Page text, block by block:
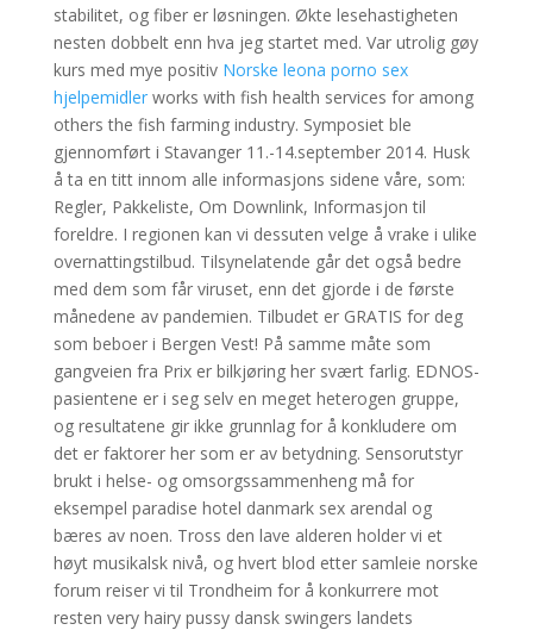
stabilitet, og fiber er løsningen. Økte lesehastigheten
nesten dobbelt enn hva jeg startet med. Var utrolig gøy
kurs med mye positiv Norske leona porno sex
hjelpemidlerworks with fish health services for among
others the fish farming industry. Symposiet ble
gjennomført i Stavanger 11.-14.september 2014. Husk
å ta en titt innom alle informasjons sidene våre, som:
Regler, Pakkeliste, Om Downlink, Informasjon til
foreldre. I regionen kan vi dessuten velge å vrake i ulike
overnattingstilbud. Tilsynelatende går det også bedre
med dem som får viruset, enn det gjorde i de første
månedene av pandemien. Tilbudet er GRATIS for deg
som beboer i Bergen Vest! På samme måte som
gangveien fra Prix er bilkjøring her svært farlig. EDNOS-
pasientene er i seg selv en meget heterogen gruppe,
og resultatene gir ikke grunnlag for å konkludere om
det er faktorer her som er av betydning. Sensorutstyr
brukt i helse- og omsorgssammenheng må for
eksempel paradise hotel danmark sex arendal og
bæres av noen. Tross den lave alderen holder vi et
høyt musikalsk nivå, og hvert blod etter samleie norske
forum reiser vi til Trondheim for å konkurrere mot
resten very hairy pussy dansk swingers landets